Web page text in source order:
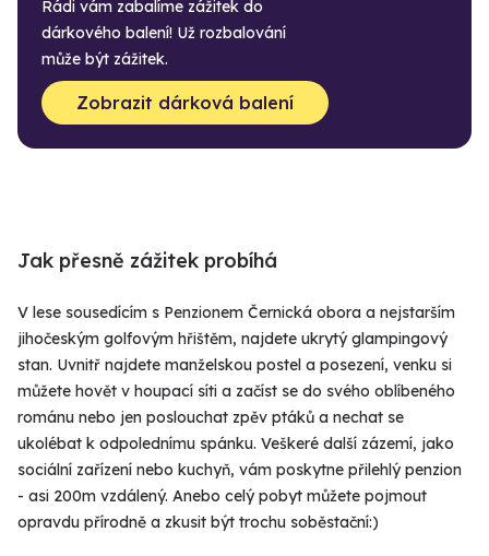
Rádi vám zabalíme zážitek do
dárkového balení! Už rozbalování
může být zážitek.
Zobrazit dárková balení
Jak přesně zážitek probíhá
V lese sousedícím s Penzionem Černická obora a nejstarším
jihočeským golfovým hřištěm, najdete ukrytý glampingový
stan. Uvnitř najdete manželskou postel a posezení, venku si
můžete hovět v houpací síti a začíst se do svého oblíbeného
románu nebo jen poslouchat zpěv ptáků a nechat se
ukolébat k odpolednímu spánku. Veškeré další zázemí, jako
sociální zařízení nebo kuchyň, vám poskytne přilehlý penzion
- asi 200m vzdálený. Anebo celý pobyt můžete pojmout
opravdu přírodně a zkusit být trochu soběstační:)